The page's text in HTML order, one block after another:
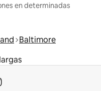
en determinadas
Baltimore